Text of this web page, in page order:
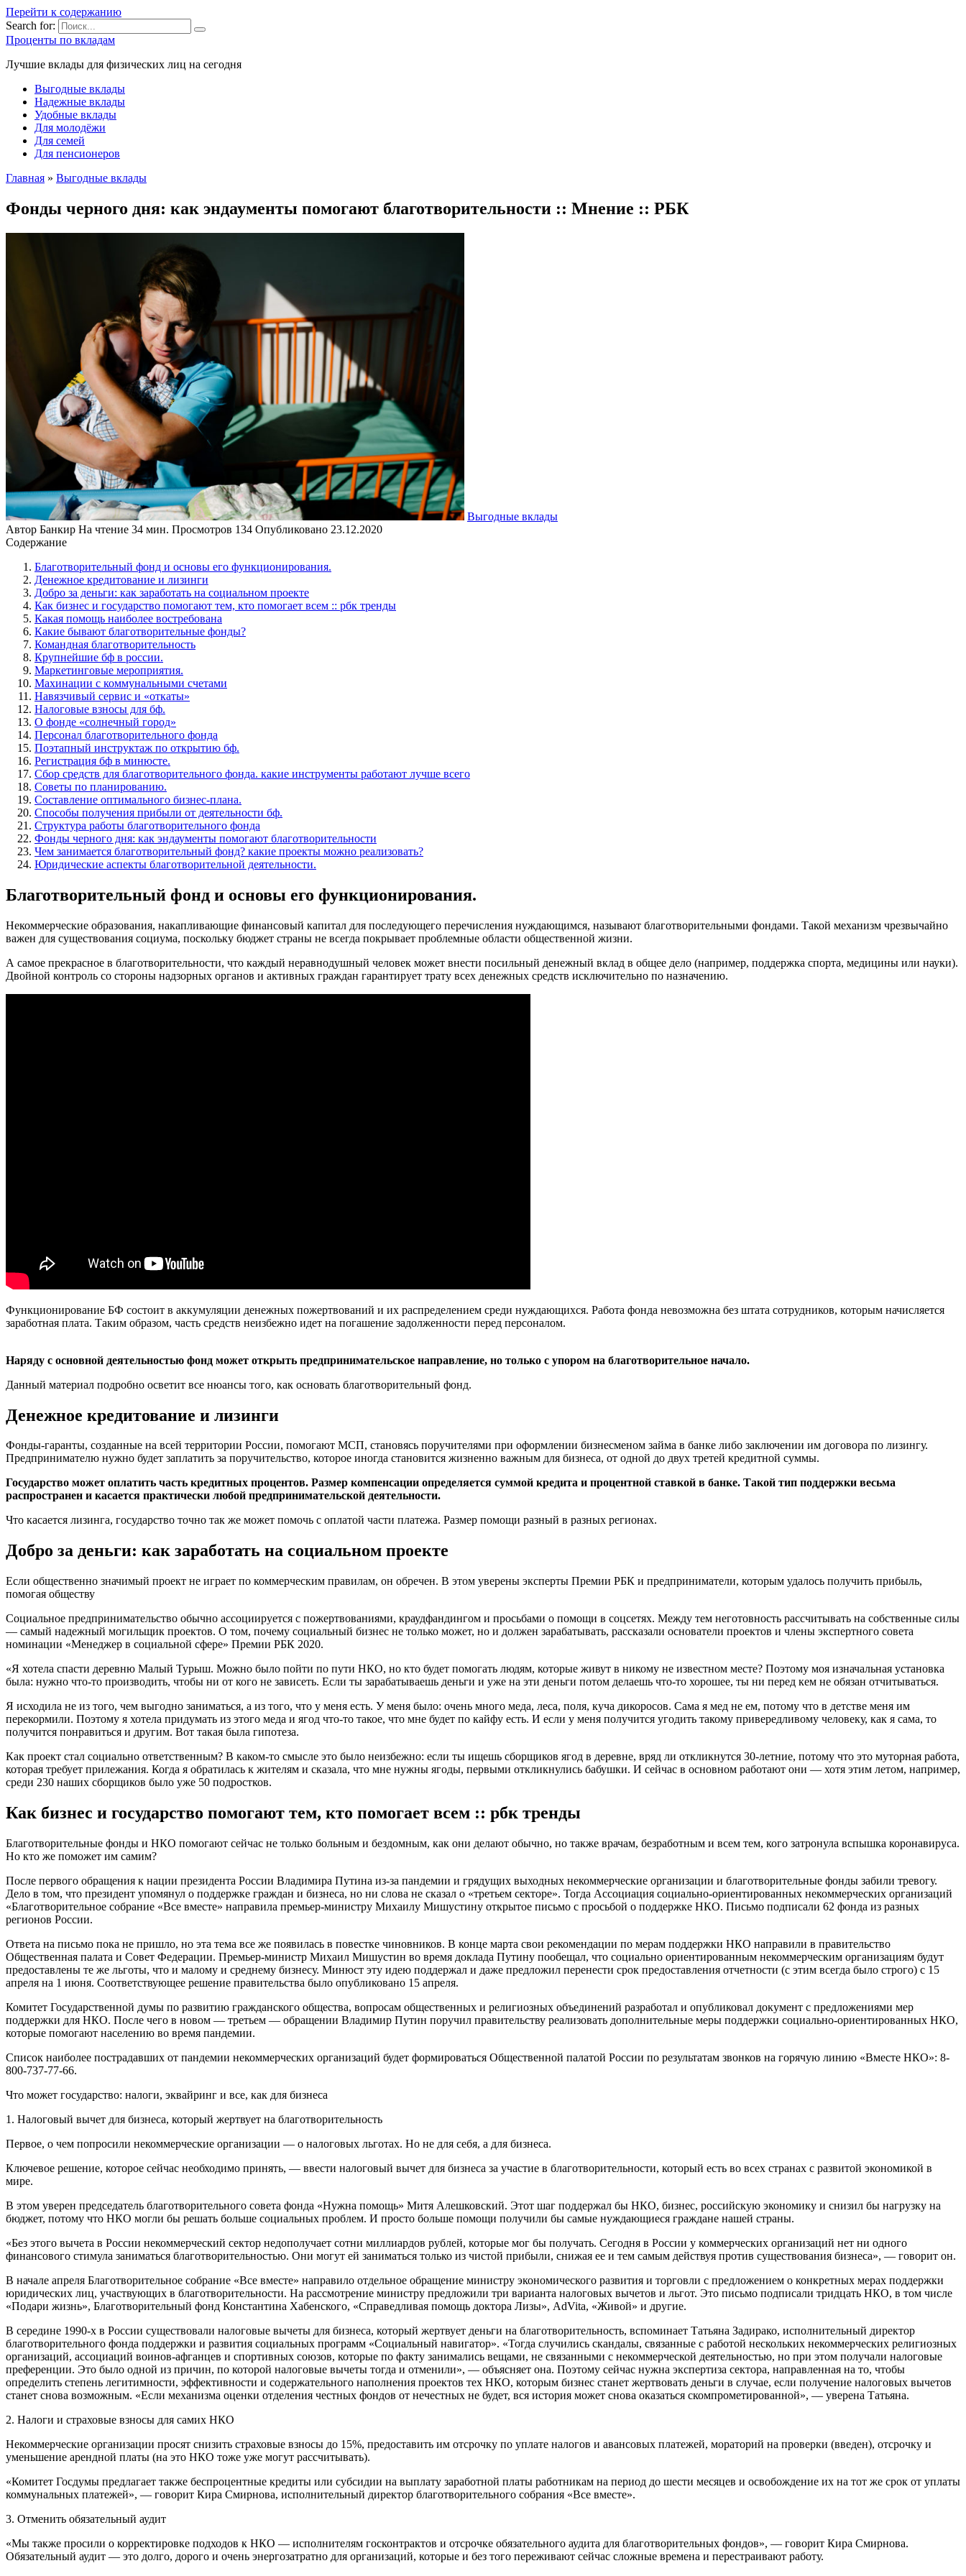
Перейти к содержанию
Search for:
Проценты по вкладам
Лучшие вклады для физических лиц на сегодня
Выгодные вклады
Надежные вклады
Удобные вклады
Для молодёжи
Для семей
Для пенсионеров
Главная » Выгодные вклады
Фонды черного дня: как эндаументы помогают благотворительности :: Мнение :: РБК
Выгодные вклады
Автор Банкир На чтение 34 мин. Просмотров 134 Опубликовано 23.12.2020
Содержание
Благотворительный фонд и основы его функционирования.
Денежное кредитование и лизинги
Добро за деньги: как заработать на социальном проекте
Как бизнес и государство помогают тем, кто помогает всем :: рбк тренды
Какая помощь наиболее востребована
Какие бывают благотворительные фонды?
Командная благотворительность
Крупнейшие бф в россии.
Маркетинговые мероприятия.
Махинации с коммунальными счетами
Навязчивый сервис и «откаты»
Налоговые взносы для бф.
О фонде «солнечный город»
Персонал благотворительного фонда
Поэтапный инструктаж по открытию бф.
Регистрация бф в минюсте.
Сбор средств для благотворительного фонда. какие инструменты работают лучше всего
Советы по планированию.
Составление оптимального бизнес-плана.
Способы получения прибыли от деятельности бф.
Структура работы благотворительного фонда
Фонды черного дня: как эндаументы помогают благотворительности
Чем занимается благотворительный фонд? какие проекты можно реализовать?
Юридические аспекты благотворительной деятельности.
Благотворительный фонд и основы его функционирования.
Некоммерческие образования, накапливающие финансовый капитал для последующего перечисления нуждающимся, называют благотворительными фондами. Такой механизм чрезвычайно
важен для существования социума, поскольку бюджет страны не всегда покрывает проблемные области общественной жизни.
А самое прекрасное в благотворительности, что каждый неравнодушный человек может внести посильный денежный вклад в общее дело (например, поддержка спорта, медицины или науки).
Двойной контроль со стороны надзорных органов и активных граждан гарантирует трату всех денежных средств исключительно по назначению.
Функционирование БФ состоит в аккумуляции денежных пожертвований и их распределением среди нуждающихся. Работа фонда невозможна без штата сотрудников, которым начисляется
заработная плата. Таким образом, часть средств неизбежно идет на погашение задолженности перед персоналом.
Наряду с основной деятельностью фонд может открыть предпринимательское направление, но только с упором на благотворительное начало.
Данный материал подробно осветит все нюансы того, как основать благотворительный фонд.
Денежное кредитование и лизинги
Фонды-гаранты, созданные на всей территории России, помогают МСП, становясь поручителями при оформлении бизнесменом займа в банке либо заключении им договора по лизингу.
Предпринимателю нужно будет заплатить за поручительство, которое иногда становится жизненно важным для бизнеса, от одной до двух третей кредитной суммы.
Государство может оплатить часть кредитных процентов. Размер компенсации определяется суммой кредита и процентной ставкой в банке. Такой тип поддержки весьма
распространен и касается практически любой предпринимательской деятельности.
Что касается лизинга, государство точно так же может помочь с оплатой части платежа. Размер помощи разный в разных регионах.
Добро за деньги: как заработать на социальном проекте
Если общественно значимый проект не играет по коммерческим правилам, он обречен. В этом уверены эксперты Премии РБК и предприниматели, которым удалось получить прибыль,
помогая обществу
Социальное предпринимательство обычно ассоциируется с пожертвованиями, краудфандингом и просьбами о помощи в соцсетях. Между тем неготовность рассчитывать на собственные силы
— самый надежный могильщик проектов. О том, почему социальный бизнес не только может, но и должен зарабатывать, рассказали основатели проектов и члены экспертного совета
номинации «Менеджер в социальной сфере» Премии РБК 2020.
«Я хотела спасти деревню Малый Турыш. Можно было пойти по пути НКО, но кто будет помогать людям, которые живут в никому не известном месте? Поэтому моя изначальная установка
была: нужно что-то производить, чтобы ни от кого не зависеть. Если ты зарабатываешь деньги и уже на эти деньги потом делаешь что-то хорошее, ты ни перед кем не обязан отчитываться.
Я исходила не из того, чем выгодно заниматься, а из того, что у меня есть. У меня было: очень много меда, леса, поля, куча дикоросов. Сама я мед не ем, потому что в детстве меня им
перекормили. Поэтому я хотела придумать из этого меда и ягод что-то такое, что мне будет по кайфу есть. И если у меня получится угодить такому привередливому человеку, как я сама, то
получится понравиться и другим. Вот такая была гипотеза.
Как проект стал социально ответственным? В каком-то смысле это было неизбежно: если ты ищешь сборщиков ягод в деревне, вряд ли откликнутся 30-летние, потому что это муторная работа,
которая требует прилежания. Когда я обратилась к жителям и сказала, что мне нужны ягоды, первыми откликнулись бабушки. И сейчас в основном работают они — хотя этим летом, например,
среди 230 наших сборщиков было уже 50 подростков.
Как бизнес и государство помогают тем, кто помогает всем :: рбк тренды
Благотворительные фонды и НКО помогают сейчас не только больным и бездомным, как они делают обычно, но также врачам, безработным и всем тем, кого затронула вспышка коронавируса.
Но кто же поможет им самим?
После первого обращения к нации президента России Владимира Путина из-за пандемии и грядущих выходных некоммерческие организации и благотворительные фонды забили тревогу.
Дело в том, что президент упомянул о поддержке граждан и бизнеса, но ни слова не сказал о «третьем секторе». Тогда Ассоциация социально-ориентированных некоммерческих организаций
«Благотворительное собрание «Все вместе» направила премьер-министру Михаилу Мишустину открытое письмо с просьбой о поддержке НКО. Письмо подписали 62 фонда из разных
регионов России.
Ответа на письмо пока не пришло, но эта тема все же появилась в повестке чиновников. В конце марта свои рекомендации по мерам поддержки НКО направили в правительство
Общественная палата и Совет Федерации. Премьер-министр Михаил Мишустин во время доклада Путину пообещал, что социально ориентированным некоммерческим организациям будут
предоставлены те же льготы, что и малому и среднему бизнесу. Минюст эту идею поддержал и даже предложил перенести срок предоставления отчетности (с этим всегда было строго) с 15
апреля на 1 июня. Cоответствующее решение правительства было опубликовано 15 апреля.
Комитет Государственной думы по развитию гражданского общества, вопросам общественных и религиозных объединений разработал и опубликовал документ с предложениями мер
поддержки для НКО. После чего в новом — третьем — обращении Владимир Путин поручил правительству реализовать дополнительные меры поддержки социально-ориентированных НКО,
которые помогают населению во время пандемии.
Список наиболее пострадавших от пандемии некоммерческих организаций будет формироваться Общественной палатой России по результатам звонков на горячую линию «Вместе НКО»: 8-
800-737-77-66.
Что может государство: налоги, эквайринг и все, как для бизнеса
1. Налоговый вычет для бизнеса, который жертвует на благотворительность
Первое, о чем попросили некоммерческие организации — о налоговых льготах. Но не для себя, а для бизнеса.
Ключевое решение, которое сейчас необходимо принять, — ввести налоговый вычет для бизнеса за участие в благотворительности, который есть во всех странах с развитой экономикой в
мире.
В этом уверен председатель благотворительного совета фонда «Нужна помощь» Митя Алешковский. Этот шаг поддержал бы НКО, бизнес, российскую экономику и снизил бы нагрузку на
бюджет, потому что НКО могли бы решать больше социальных проблем. И просто больше помощи получили бы самые нуждающиеся граждане нашей страны.
«Без этого вычета в России некоммерческий сектор недополучает сотни миллиардов рублей, которые мог бы получать. Сегодня в России у коммерческих организаций нет ни одного
финансового стимула заниматься благотворительностью. Они могут ей заниматься только из чистой прибыли, снижая ее и тем самым действуя против существования бизнеса», — говорит он.
В начале апреля Благотворительное собрание «Все вместе» направило отдельное обращение министру экономического развития и торговли с предложением о конкретных мерах поддержки
юридических лиц, участвующих в благотворительности. На рассмотрение министру предложили три варианта налоговых вычетов и льгот. Это письмо подписали тридцать НКО, в том числе
«Подари жизнь», Благотворительный фонд Константина Хабенского, «Справедливая помощь доктора Лизы», AdVita, «Живой» и другие.
В середине 1990-х в России существовали налоговые вычеты для бизнеса, который жертвует деньги на благотворительность, вспоминает Татьяна Задирако, исполнительный директор
благотворительного фонда поддержки и развития социальных программ «Социальный навигатор». «Тогда случились скандалы, связанные с работой нескольких некоммерческих религиозных
организаций, ассоциаций воинов-афганцев и спортивных союзов, которые по факту занимались вещами, не связанными с некоммерческой деятельностью, но при этом получали налоговые
преференции. Это было одной из причин, по которой налоговые вычеты тогда и отменили», — объясняет она. Поэтому сейчас нужна экспертиза сектора, направленная на то, чтобы
определить степень легитимности, эффективности и содержательного наполнения проектов тех НКО, которым бизнес станет жертвовать деньги в случае, если получение налоговых вычетов
станет снова возможным. «Если механизма оценки отделения честных фондов от нечестных не будет, вся история может снова оказаться скомпрометированной», — уверена Татьяна.
2. Налоги и страховые взносы для самих НКО
Некоммерческие организации просят снизить страховые взносы до 15%, предоставить им отсрочку по уплате налогов и авансовых платежей, мораторий на проверки (введен), отсрочку и
уменьшение арендной платы (на это НКО тоже уже могут рассчитывать).
«Комитет Госдумы предлагает также беспроцентные кредиты или субсидии на выплату заработной платы работникам на период до шести месяцев и освобождение их на тот же срок от уплаты
коммунальных платежей», — говорит Кира Смирнова, исполнительный директор благотворительного собрания «Все вместе».
3. Отменить обязательный аудит
«Мы также просили о корректировке подходов к НКО — исполнителям госконтрактов и отсрочке обязательного аудита для благотворительных фондов», — говорит Кира Смирнова.
Обязательный аудит — это долго, дорого и очень энергозатратно для организаций, которые и без того переживают сейчас сложные времена и перестраивают работу.